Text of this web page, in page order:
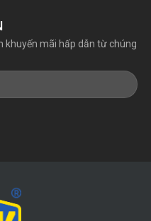
khuyến mãi hấp dẫn từ chúng